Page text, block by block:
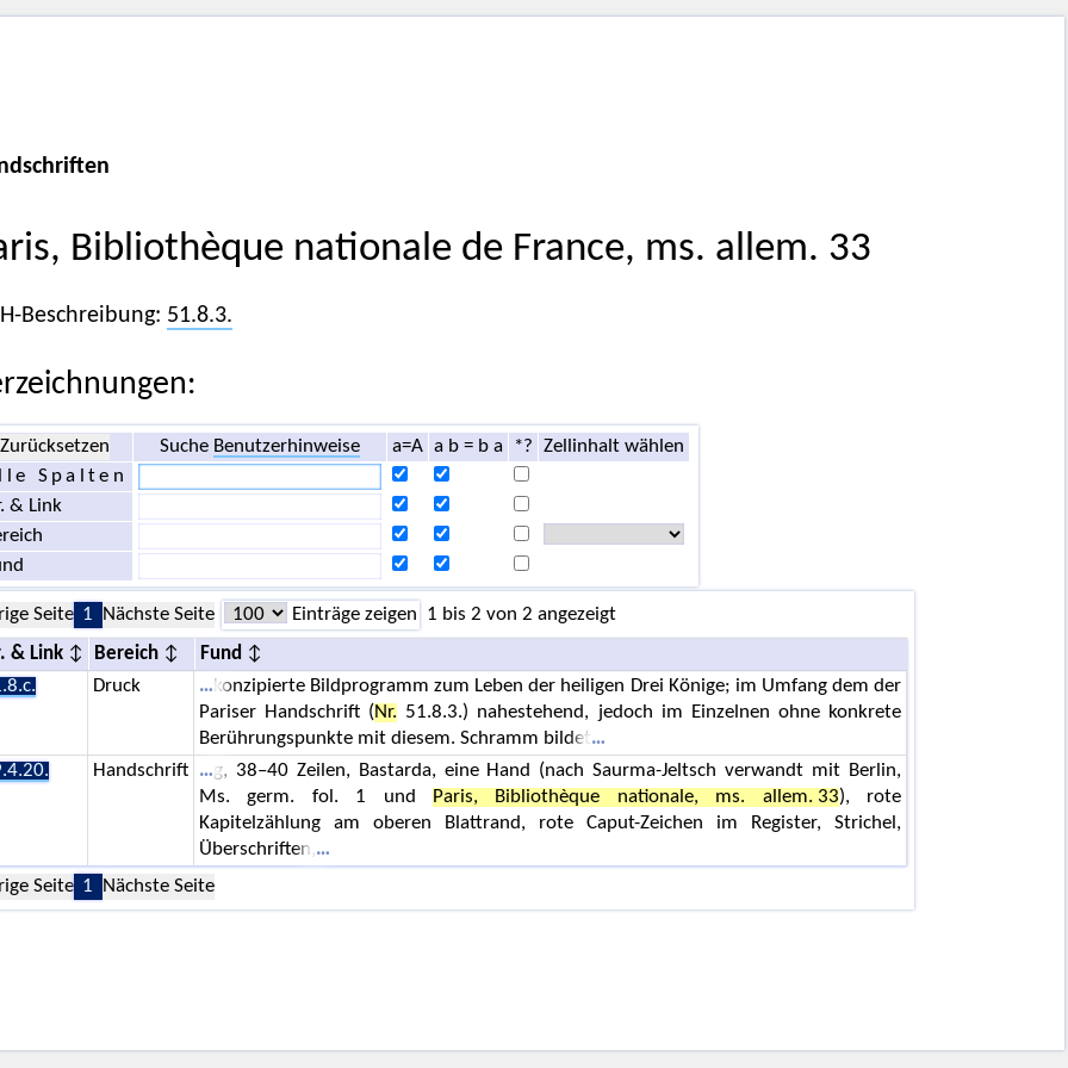
Bibliothèque nationale de France, ms. allem. 33
Beschreibung: 51.8.3.
Zurücksetzen Suche Benutzerhinweise a=A a b = b a *?
Zellinhalt wählen
Spalten
& Link
Seite 1 Nächste Seite Einträge zeigen 1 bis 2 von 2 angezeigt
& Link Bereich
Fund
Druck
konzipierte Bildprogramm zum Leben der heiligen Drei Könige; im Umfang dem der
Pariser Handschrift (Nr. 51.8.3.) nahestehend, jedoch im Einzelnen ohne konkrete
Berührungspunkte mit diesem. Schramm bildet
Handschrift
g, 38–40 Zeilen, Bastarda, eine Hand (nach Saurma-Jeltsch verwandt mit Berlin,
Ms. germ. fol. 1 und
Paris, Bibliothèque nationale, ms. allem. 33), rote
Kapitelzählung am oberen Blattrand, rote Caput-Zeichen im Register, Strichel,
Überschriften,
Seite 1 Nächste Seite